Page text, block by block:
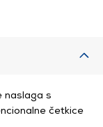
naslaga s
četkice